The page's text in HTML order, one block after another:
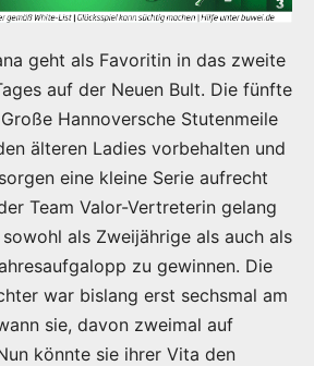
geht als Favoritin in das zweite
auf der Neuen Bult. Die fünfte
Hannoversche Stutenmeile
älteren Ladies vorbehalten und
eine kleine Serie aufrecht
Team Valor-Vertreterin gelang
als Zweijährige als auch als
zu gewinnen. Die
war bislang erst sechsmal am
sie, davon zweimal auf
könnte sie ihrer Vita den